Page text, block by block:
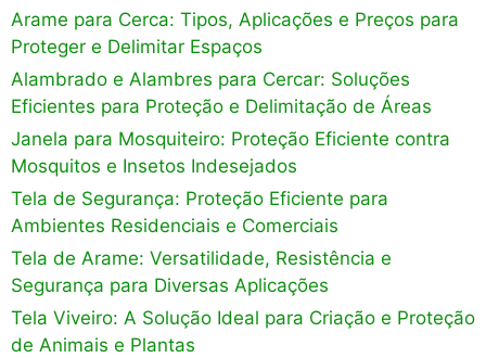
Arame para Cerca: Tipos, Aplicações e Preços para
Proteger e Delimitar Espaços
Alambrado e Alambres para Cercar: Soluções
Eficientes para Proteção e Delimitação de Áreas
Janela para Mosquiteiro: Proteção Eficiente contra
Mosquitos e Insetos Indesejados
Tela de Segurança: Proteção Eficiente para
Ambientes Residenciais e Comerciais
Tela de Arame: Versatilidade, Resistência e
Segurança para Diversas Aplicações
Tela Viveiro: A Solução Ideal para Criação e Proteção
de Animais e Plantas